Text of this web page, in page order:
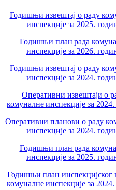
Годишњи извештај о раду
инспекције за 2025.
Годишњи план рада
инспекције за 2026.
Годишњи извештај о раду
инспекције за 2024.
Оперативни извештаји о
комуналне инспекције за
Оперативни планови о раду
инспекције за 2024.
Годишњи план рада
инспекције за 2025.
Годишњи план инспекцијског
комуналне инспекције за